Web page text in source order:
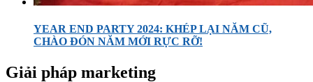
YEAR END PARTY 2024: KHÉP LẠI NĂM CŨ,
CHÀO ĐÓN NĂM MỚI RỰC RỠ!
Giải pháp marketing